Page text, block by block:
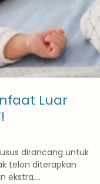
Luar
dirancang untuk
telon diterapkan
ekstra,...